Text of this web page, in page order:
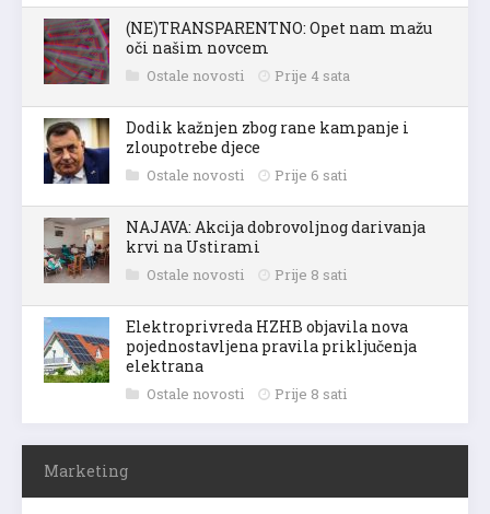
(NE)TRANSPARENTNO: Opet nam mažu
oči našim novcem
Ostale novosti Prije 4 sata
Dodik kažnjen zbog rane kampanje i
zloupotrebe djece
Ostale novosti Prije 6 sati
NAJAVA: Akcija dobrovoljnog darivanja
krvi na Ustirami
Ostale novosti Prije 8 sati
Elektroprivreda HZHB objavila nova
pojednostavljena pravila priključenja
elektrana
Ostale novosti Prije 8 sati
Marketing